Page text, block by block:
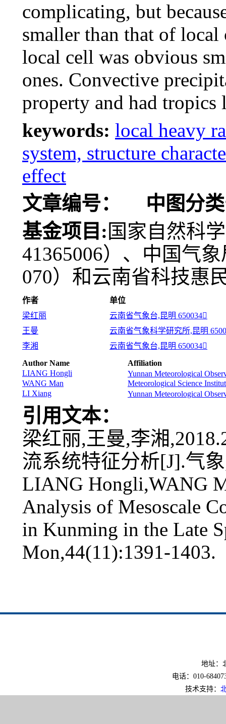
complicating, but
smaller than that of
local cell was obvious
ones. Convective
property and had
keywords: local heavy
system, structure
effect
文章编号：
中图分
基金项目: 国家自然科
41365006）、中国气
070）和云南省科技惠
作者
单位
梁红丽
云南省气象台,昆明 650034
王曼
云南省气象科学研究所,昆明
李湘
云南省气象台,昆明 650034
Author Name
Affiliation
LIANG Hongli
Yunnan Meteorological
WANG Man
Meteorological Science
LI Xiang
Yunnan Meteorological
引用文本：
梁红丽,王曼,李湘
流系统特征分析[J].气
LIANG Hongli,WANG
Analysis of Mesoscale
in Kunming in the Late
Mon,44(11):1391-1403.
地址：
电话：010-
技术支持：